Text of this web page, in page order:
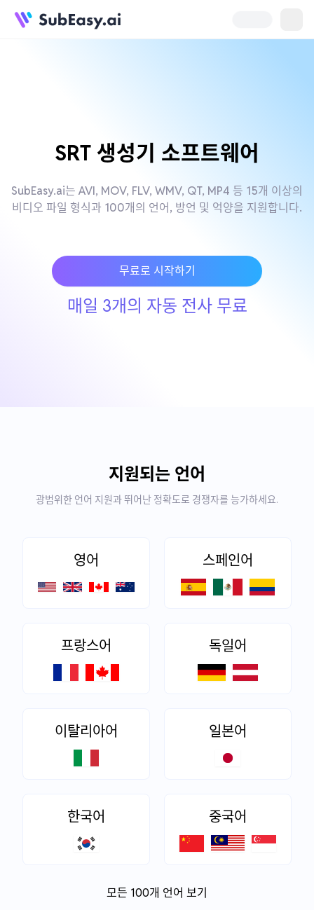
SRT 생성기 소프트웨어
SubEasy.ai는 AVI, MOV, FLV, WMV, QT, MP4 등 15개 이상의
비디오 파일 형식과 100개의 언어, 방언 및 억양을 지원합니다.
무료로 시작하기
매일 3개의 자동 전사 무료
지원되는 언어
광범위한 언어 지원과 뛰어난 정확도로 경쟁자를 능가하세요.
영어 스페인어
프랑스어 독일어
이탈리아어 일본어
한국어 중국어
모든 100개 언어 보기